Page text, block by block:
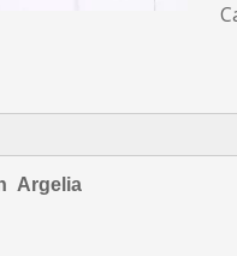
Argelia